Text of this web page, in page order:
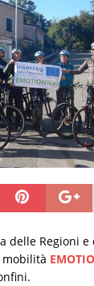
delle Regioni
mobilità